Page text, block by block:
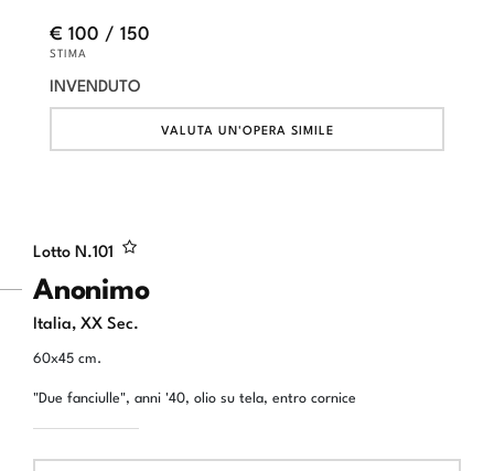
Lotto N.101
Anonimo
Italia, XX Sec.
60x45 cm.
"Due fanciulle", anni '40, olio su tela, entro cornice
€ 100 / 150
STIMA
INVENDUTO
VALUTA UN'OPERA SIMILE